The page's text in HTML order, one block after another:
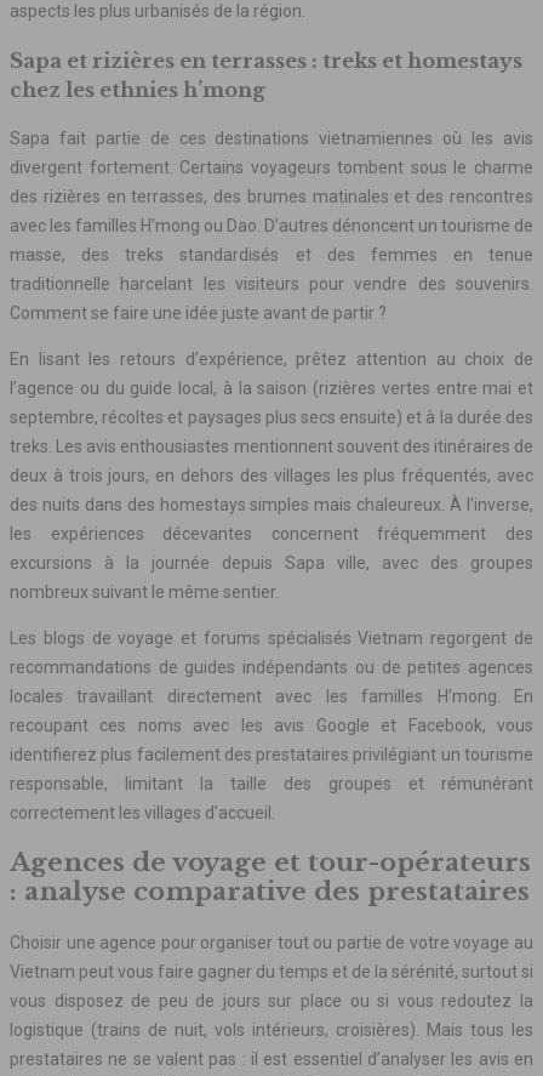
aspects les plus urbanisés de la région.
Sapa et rizières en terrasses : treks et homestays
chez les ethnies h’mong
Sapa fait partie de ces destinations vietnamiennes où les avis
divergent fortement. Certains voyageurs tombent sous le charme
des rizières en terrasses, des brumes matinales et des rencontres
avec les familles H’mong ou Dao. D’autres dénoncent un tourisme de
masse, des treks standardisés et des femmes en tenue
traditionnelle harcelant les visiteurs pour vendre des souvenirs.
Comment se faire une idée juste avant de partir ?
En lisant les retours d’expérience, prêtez attention au choix de
l’agence ou du guide local, à la saison (rizières vertes entre mai et
septembre, récoltes et paysages plus secs ensuite) et à la durée des
treks. Les avis enthousiastes mentionnent souvent des itinéraires de
deux à trois jours, en dehors des villages les plus fréquentés, avec
des nuits dans des homestays simples mais chaleureux. À l’inverse,
les expériences décevantes concernent fréquemment des
excursions à la journée depuis Sapa ville, avec des groupes
nombreux suivant le même sentier.
Les blogs de voyage et forums spécialisés Vietnam regorgent de
recommandations de guides indépendants ou de petites agences
locales travaillant directement avec les familles H’mong. En
recoupant ces noms avec les avis Google et Facebook, vous
identifierez plus facilement des prestataires privilégiant un tourisme
responsable, limitant la taille des groupes et rémunérant
correctement les villages d’accueil.
Agences de voyage et tour-opérateurs
: analyse comparative des prestataires
Choisir une agence pour organiser tout ou partie de votre voyage au
Vietnam peut vous faire gagner du temps et de la sérénité, surtout si
vous disposez de peu de jours sur place ou si vous redoutez la
logistique (trains de nuit, vols intérieurs, croisières). Mais tous les
prestataires ne se valent pas : il est essentiel d’analyser les avis en